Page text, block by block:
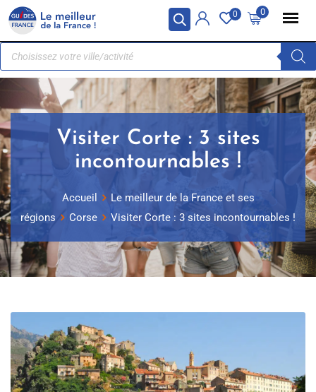
Panneau de gestion des cookies 0
0
Visiter Corte : 3 sites
incontournables !
Accueil
Le meilleur de la France et ses
régions
Corse Visiter Corte : 3 sites incontournables !